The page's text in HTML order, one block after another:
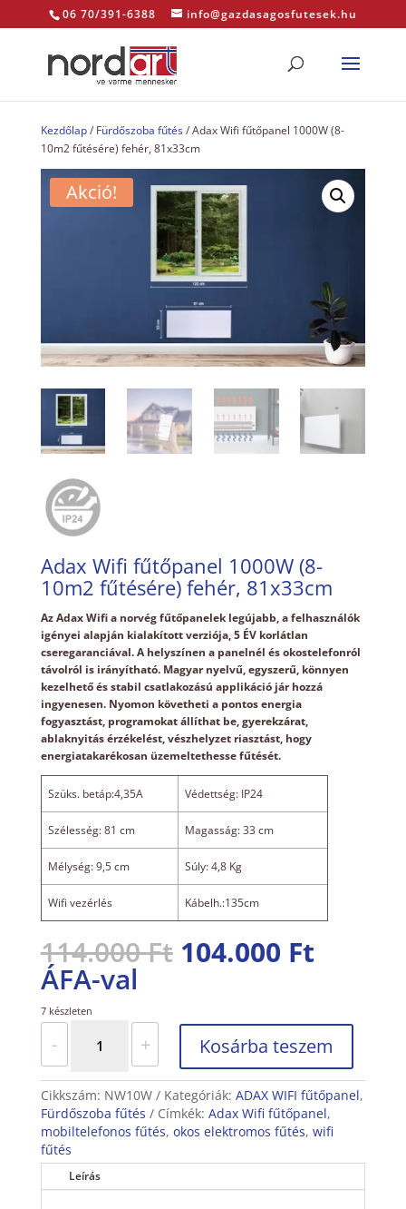
06 70/391-6388 info@gazdasagosfutesek.hu
Kezdőlap/ Fürdőszoba fűtés/ Adax Wifi fűtőpanel 1000W (8-
10m2 fűtésére) fehér, 81x33cm
Akció!
Adax Wifi fűtőpanel 1000W (8-
10m2 fűtésére) fehér, 81x33cm
Az Adax Wifi a norvég fűtőpanelek legújabb, a felhasználók
igényei alapján kialakított verziója, 5 ÉV korlátlan
cseregaranciával. A helyszínen a panelnél és okostelefonról
távolról is irányítható. Magyar nyelvű, egyszerű, könnyen
kezelhető és stabil csatlakozású applikáció jár hozzá
ingyenesen. Nyomon követheti a pontos energia
fogyasztást, programokat állíthat be, gyerekzárat,
ablaknyitás érzékelést, vészhelyzet riasztást, hogy
energiatakarékosan üzemeltethesse fűtését.
Szüks. betáp:4,35A Védettség: IP24
Szélesség: 81 cm Magasság: 33 cm
Mélység: 9,5 cm Súly: 4,8 Kg
Wifi vezérlés Kábelh.:135cm
114.000Ft Original
114.000 Ft.
104.000 Ft
ÁFA-val
7 készleten
-
1000W
(8-
10m2
fűtésére)
fehér,
81x33cm
mennyiség
+ Kosárba teszem
Cikkszám: NW10W Kategóriák: ADAX WIFI fűtőpanel,
Fürdőszoba fűtés
Címkék: Adax Wifi fűtőpanel,
mobiltelefonos fűtés, okos elektromos fűtés, wifi
fűtés
Leírás